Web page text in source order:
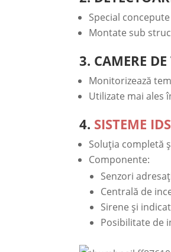
Special
Montate sub
3. CAMERE
Monitorizează
Utilizate mai ales
4. SISTEME
Soluția completă
Componente:
Senzori
Centrală de
Sirene și
Posibilitate de